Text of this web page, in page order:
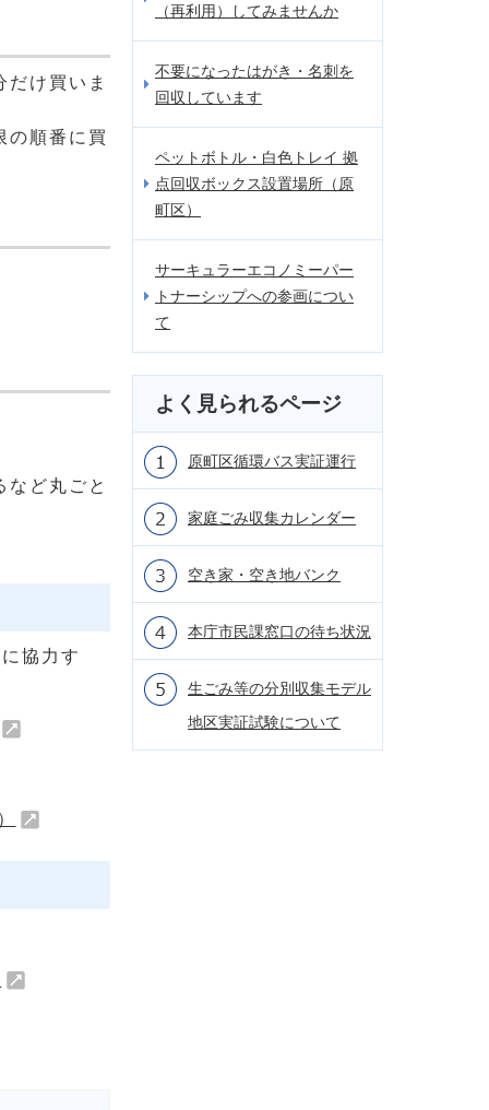
け買いま
の順番に買
ど丸ごと
協力す
（再利用）してみませんか
不要になったはがき・名刺を
回収しています
ペットボトル・白色トレイ 拠
点回収ボックス設置場所（原
町区）
サーキュラーエコノミーパー
トナーシップへの参画につい
て
よく見られるページ
原町区循環バス実証運行
家庭ごみ収集カレンダー
空き家・空き地バンク
本庁市民課窓口の待ち状況
生ごみ等の分別収集モデル
地区実証試験について